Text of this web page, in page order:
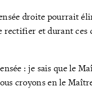
droite pourrait
et durant ces
: je sais que le
croyons en le